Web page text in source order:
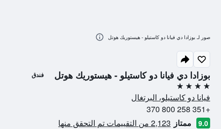
بوزادا دي فيانا دو كاستيلو - هيستوريك هوتل فندق
4 نجوم
فيانا دو كاستيلو، البرتغال
+351 258 800 370
9.0 ممتاز 2,123 من التقييمات تم التحقق منها
صور لـ بوزادا دي فيانا دو كاستيلو - هيستوريك هوتل